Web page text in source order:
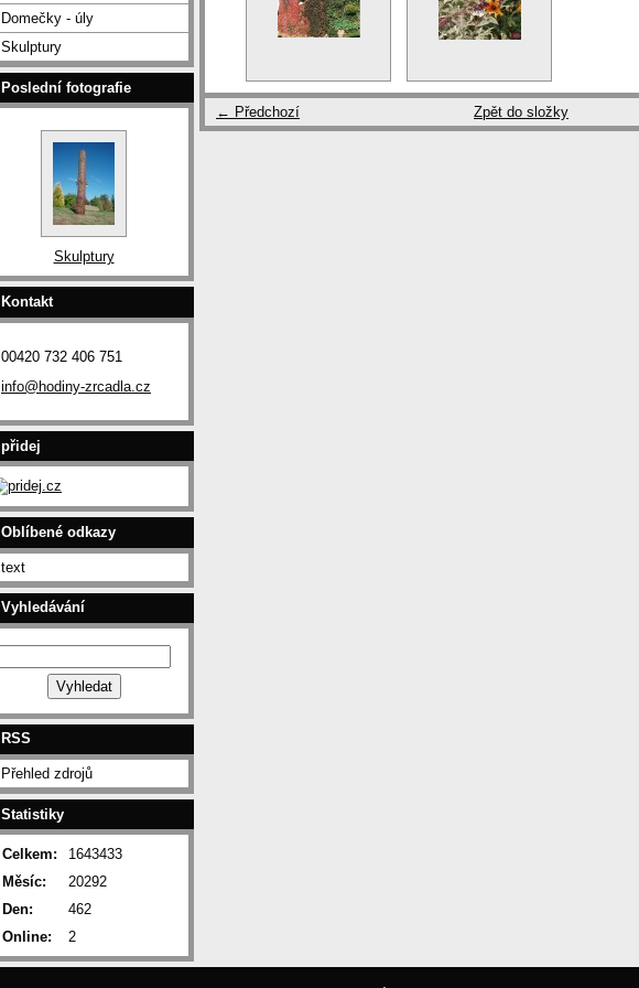
← Předchozí Zpět do složky
Domečky - úly
Skulptury
Poslední fotografie
Skulptury
Kontakt
00420 732 406 751
info@hodiny-zrcadla.cz
přidej
Oblíbené odkazy
text
Vyhledávání
RSS
Přehled zdrojů
Statistiky
Online: 2
Celkem:
1643433
Měsíc:
20292
Den:
462